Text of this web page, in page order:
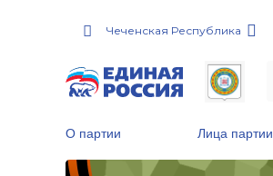
Чеченская Республика
О партии Лица партии